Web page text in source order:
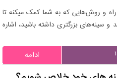
و روش‌هایی که به شما کمک میکنه تا
و سینه‌های بزرگتری داشته باشید، اشاره
ادامه